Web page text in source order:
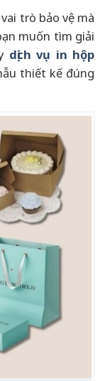
trò bảo vệ mà
muốn tìm giải
dịch vụ in hộp
thiết kế đúng